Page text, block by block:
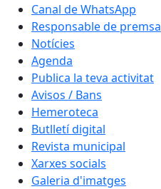
Canal de WhatsApp
Responsable de premsa
Notícies
Agenda
Publica la teva activitat
Avisos / Bans
Hemeroteca
Butlletí digital
Revista municipal
Xarxes socials
Galeria d'imatges